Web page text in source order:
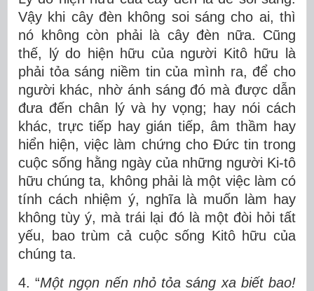
Vậy khi cây đèn không soi sáng cho ai, thì
nó không còn phải là cây đèn nữa. Cũng
thế, lý do hiện hữu của người Kitô hữu là
phải tỏa sáng niềm tin của mình ra, để cho
người khác, nhờ ánh sáng đó mà được dẫn
đưa đến chân lý và hy vọng; hay nói cách
khác, trực tiếp hay gián tiếp, âm thầm hay
hiển hiện, việc làm chứng cho Đức tin trong
cuộc sống hằng ngày của những người Ki-tô
hữu chúng ta, không phải là một việc làm có
tính cách nhiệm ý, nghĩa là muốn làm hay
không tùy ý, mà trái lại đó là một đòi hỏi tất
yếu, bao trùm cả cuộc sống Kitô hữu của
chúng ta.
4. “Một ngọn nến nhỏ tỏa sáng xa biết bao!